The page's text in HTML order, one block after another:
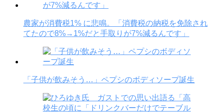
農家が消費税1% に悲鳴。「消費税の納税を免除され
てたので8%→1%だと手取りが7%減るんです」
「子供が飲みそう…」ペプシのボディソープ誕生